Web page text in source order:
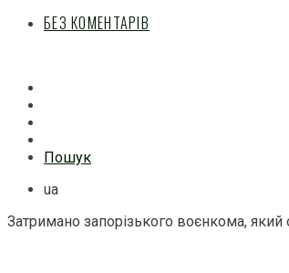
БЕЗ КОМЕНТАРІВ
Пошук
ua
Затримано запорізького воєнкома, який